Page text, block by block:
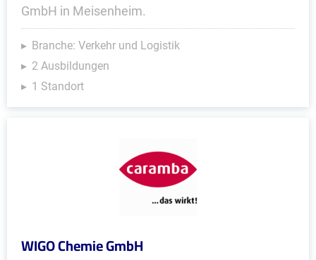
GmbH in Meisenheim.
Branche: Verkehr und Logistik
2 Ausbildungen
1 Standort
WIGO Chemie GmbH